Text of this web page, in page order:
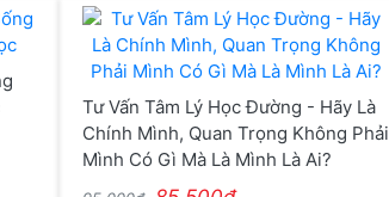
Tư Vấn Tâm Lý Học Đường - Hãy Là
Chính Mình, Quan Trọng Không Phải
Mình Có Gì Mà Là Mình Là Ai?